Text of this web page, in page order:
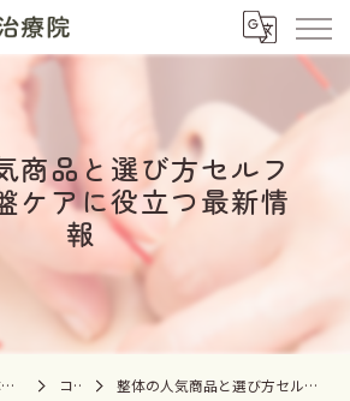
商品と選び方セルフ
ケアに役立つ最新情
報
埼玉県入間市の整体なら元加治すこやか治療院 コラム 整体の人気商品と選び方セルフケアや骨盤ケアに役立つ最新情報